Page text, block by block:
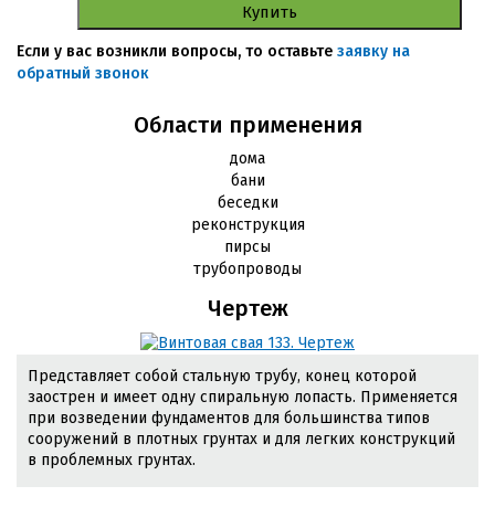
Купить
Если у вас возникли вопросы, то оставьте заявку на
обратный звонок
Области применения
дома
бани
беседки
реконструкция
пирсы
трубопроводы
Чертеж
Представляет собой стальную трубу, конец которой
заострен и имеет одну спиральную лопасть. Применяется
при возведении фундаментов для большинства типов
сооружений в плотных грунтах и для легких конструкций
в проблемных грунтах.